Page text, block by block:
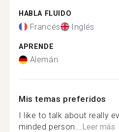
HABLA FLUIDO
Francés Inglés
APRENDE
Alemán
Mis temas preferidos
I like to talk about really
minded person...Leer más